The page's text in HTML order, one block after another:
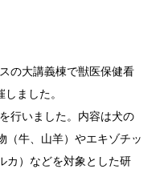
の大講義棟で獣医保健看
ました。
行いました。内容は犬の
（牛、山羊）やエキゾチッ
カ）などを対象とした研